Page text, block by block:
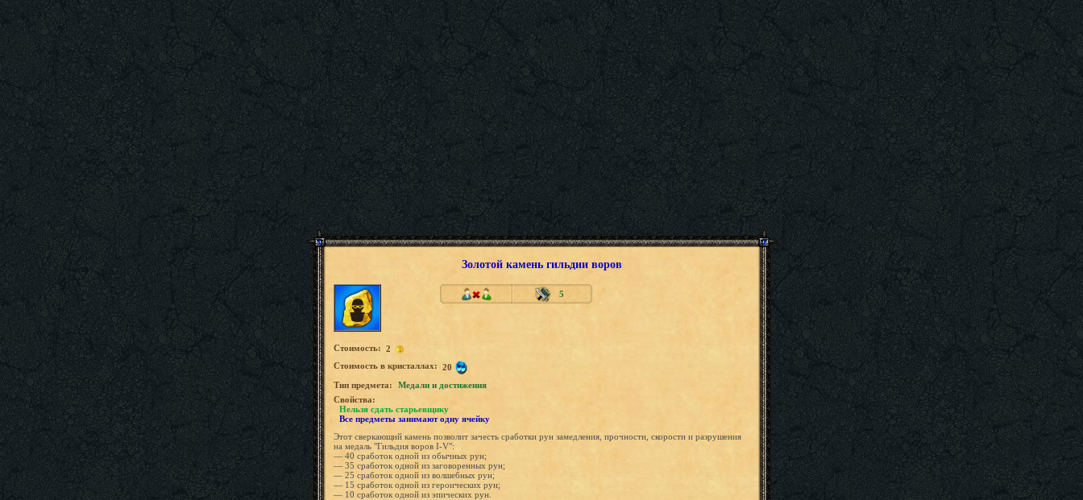
Золотой камень гильдии воров
5
Стоимость: 2
Стоимость в кристаллах: 20
Tип предмета:
Медали и достижения
Свойства:
Нельзя сдать старьевщику
Все предметы занимают одну ячейку
Этот сверкающий камень позволит зачесть сработки рун замедления, прочности, скорости и разрушения
на медаль "Гильдия воров I-V":
— 40 сработок одной из обычных рун;
— 35 сработок одной из заговоренных рун;
— 25 сработок одной из волшебных рун;
— 15 сработок одной из героических рун;
— 10 сработок одной из эпических рун.